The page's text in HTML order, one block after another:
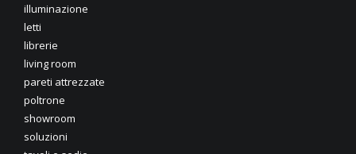
illuminazione
letti
librerie
living room
pareti attrezzate
poltrone
showroom
soluzioni